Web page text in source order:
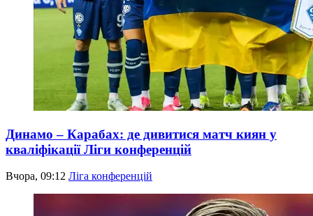
Динамо – Карабах: де дивитися матч киян у
кваліфікації Ліги конференцій
Вчора, 09:12 Ліга конференцій